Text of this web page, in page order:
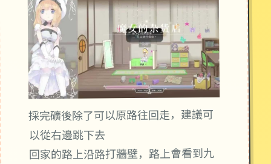
採完礦後除了可以原路往回走，建議可
以從右邊跳下去
回家的路上沿路打牆壁，路上會看到九